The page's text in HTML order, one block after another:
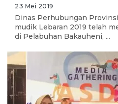
23 Mei 2019
Dinas Perhubungan
mudik Lebaran 2019 telah
di Pelabuhan Bakauheni, ...